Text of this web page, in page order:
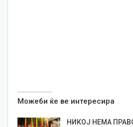
Можеби ќе ве интересира
НИКОЈ НЕМА